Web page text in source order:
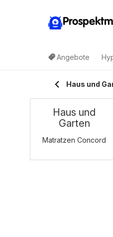
Angebote
Haus und
Haus und
Garten
Matratzen Concord